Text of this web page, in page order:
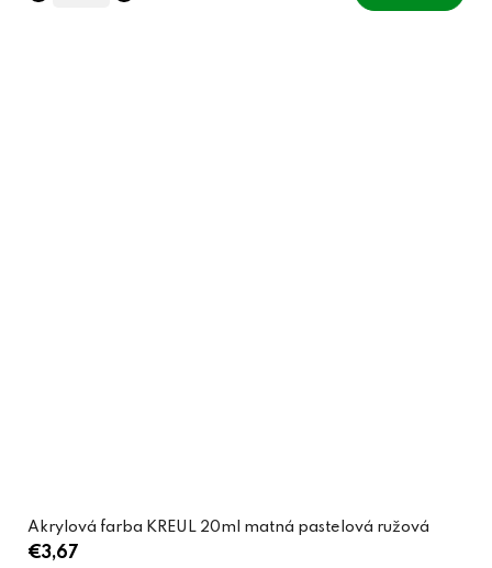
Akrylová farba KREUL 20ml matná pastelová ružová
€3,67